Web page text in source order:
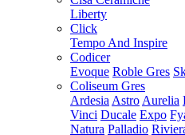
Liberty
Click
Tempo And Inspire
Codicer
Evoque Roble Gres
Coliseum Gres
Ardesia Astro Aurelia
Vinci Ducale Expo
Natura Palladio